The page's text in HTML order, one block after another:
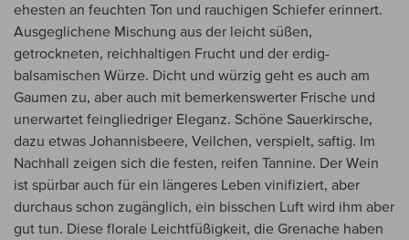
ehesten an feuchten Ton und rauchigen Schiefer erinnert.
Ausgeglichene Mischung aus der leicht süßen,
getrockneten, reichhaltigen Frucht und der erdig-
balsamischen Würze. Dicht und würzig geht es auch am
Gaumen zu, aber auch mit bemerkenswerter Frische und
unerwartet feingliedriger Eleganz. Schöne Sauerkirsche,
dazu etwas Johannisbeere, Veilchen, verspielt, saftig. Im
Nachhall zeigen sich die festen, reifen Tannine. Der Wein
ist spürbar auch für ein längeres Leben vinifiziert, aber
durchaus schon zugänglich, ein bisschen Luft wird ihm aber
gut tun. Diese florale Leichtfüßigkeit, die Grenache haben